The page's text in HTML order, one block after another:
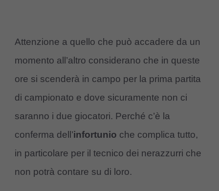
Attenzione a quello che può accadere da un
momento all’altro considerano che in queste
ore si scenderà in campo per la prima partita
di campionato e dove sicuramente non ci
saranno i due giocatori. Perché c’è la
conferma dell’infortunio che complica tutto,
in particolare per il tecnico dei nerazzurri che
non potrà contare su di loro.